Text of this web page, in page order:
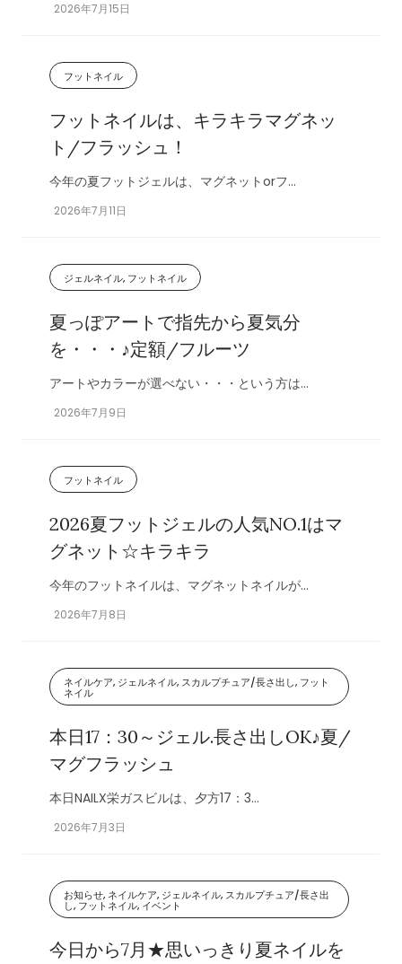
2026年7月15日
フットネイル
フットネイルは、キラキラマグネッ
ト/フラッシュ！
今年の夏フットジェルは、マグネットorフ...
2026年7月11日
ジェルネイル, フットネイル
夏っぽアートで指先から夏気分
を・・・♪定額/フルーツ
アートやカラーが選べない・・・という方は...
2026年7月9日
フットネイル
2026夏フットジェルの人気NO.1はマ
グネット☆キラキラ
今年のフットネイルは、マグネットネイルが...
2026年7月8日
ネイルケア, ジェルネイル, スカルプチュア/長さ出し, フット
ネイル
本日17：30～ジェル.長さ出しOK♪夏/
マグフラッシュ
本日NAILX栄ガスビルは、夕方17：3...
2026年7月3日
お知らせ, ネイルケア, ジェルネイル, スカルプチュア/長さ出
し, フットネイル, イベント
今日から7月★思いっきり夏ネイルを